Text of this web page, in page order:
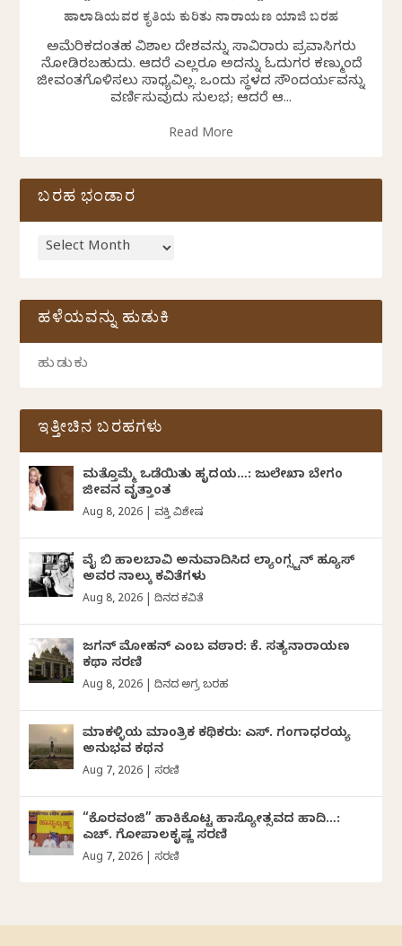
ಹಾಲಾಡಿಯವರ ಕೃತಿಯ ಕುರಿತು ನಾರಾಯಣ ಯಾಜಿ ಬರಹ
ಅಮೆರಿಕದಂತಹ ವಿಶಾಲ ದೇಶವನ್ನು ಸಾವಿರಾರು ಪ್ರವಾಸಿಗರು
ನೋಡಿರಬಹುದು. ಆದರೆ ಎಲ್ಲರೂ ಅದನ್ನು ಓದುಗರ ಕಣ್ಮುಂದೆ
ಜೀವಂತಗೊಳಿಸಲು ಸಾಧ್ಯವಿಲ್ಲ. ಒಂದು ಸ್ಥಳದ ಸೌಂದರ್ಯವನ್ನು
ವರ್ಣಿಸುವುದು ಸುಲಭ; ಆದರೆ ಆ...
Read More
ಬರಹ ಭಂಡಾರ
ಹಳೆಯವನ್ನು ಹುಡುಕಿ
ಇತ್ತೀಚಿನ ಬರಹಗಳು
ಮತ್ತೊಮ್ಮೆ ಒಡೆಯಿತು ಹೃದಯ…: ಜುಲೇಖಾ ಬೇಗಂ
ಜೀವನ ವೃತ್ತಾಂತ
Aug 8, 2026 ವ್ಯಕ್ತಿ ವಿಶೇಷ
ವೈ ಬಿ ಹಾಲಬಾವಿ ಅನುವಾದಿಸಿದ ಲ್ಯಾಂಗ್ಸ್ಟನ್ ಹ್ಯೂಸ್
ಅವರ ನಾಲ್ಕು ಕವಿತೆಗಳು
Aug 8, 2026 |ದಿನದ ಕವಿತೆ
ಜಗನ್‌ ಮೋಹನ್‌ ಎಂಬ ವಠಾರ: ಕೆ. ಸತ್ಯನಾರಾಯಣ
ಕಥಾ ಸರಣಿ
Aug 8, 2026 |ದಿನದ ಅಗ್ರ ಬರಹ
ಮಾಕಳ್ಳಿಯ ಮಾಂತ್ರಿಕ ಕಥಿಕರು: ಎಸ್. ಗಂಗಾಧರಯ್ಯ
ಅನುಭವ ಕಥನ
Aug 7, 2026 ಸರಣಿ
“ಕೊರವಂಜಿ” ಹಾಕಿಕೊಟ್ಟ ಹಾಸ್ಯೋತ್ಸವದ ಹಾದಿ…:
ಎಚ್. ಗೋಪಾಲಕೃಷ್ಣ ಸರಣಿ
Aug 7, 2026 ಸರಣಿ